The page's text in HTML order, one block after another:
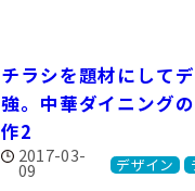
チラシを題材にして
強。中華ダイニング
作2
2017-03-
09 デザイン